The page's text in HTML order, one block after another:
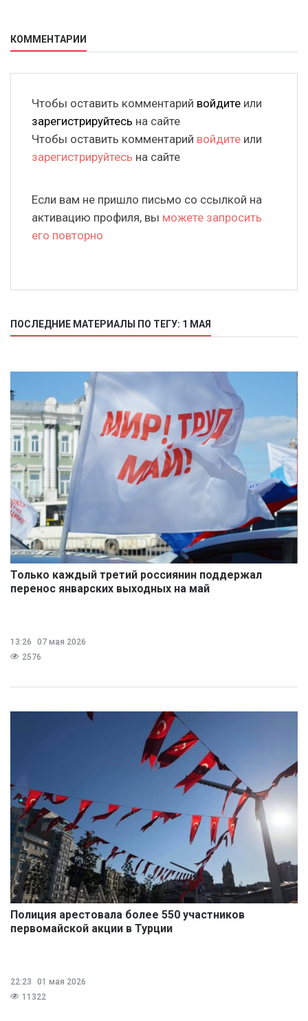
КОММЕНТАРИИ
Чтобы оставить комментарий войдите или
зарегистрируйтесь на сайте
Чтобы оставить комментарий войдите или
зарегистрируйтесь на сайте
Если вам не пришло письмо со ссылкой на
активацию профиля, вы можете запросить
его повторно
ПОСЛЕДНИЕ МАТЕРИАЛЫ ПО ТЕГУ: 1 МАЯ
Только каждый третий россиянин поддержал
перенос январских выходных на май
13:26
07 мая 2026
2576
Полиция арестовала более 550 участников
первомайской акции в Турции
22:23
01 мая 2026
11322